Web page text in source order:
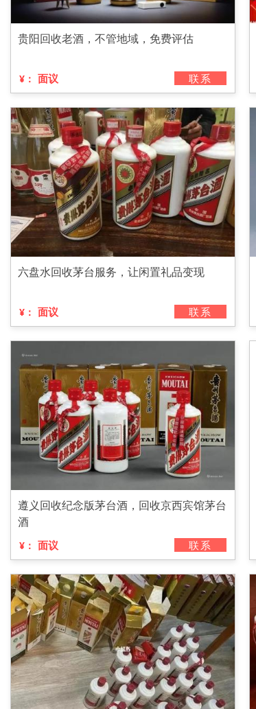
贵阳回收老酒，不管地域，免费评估
¥： 面议 联系
六盘水回收茅台服务，让闲置礼品变现
¥： 面议 联系
遵义回收纪念版茅台酒，回收京西宾馆茅台
酒
¥： 面议 联系